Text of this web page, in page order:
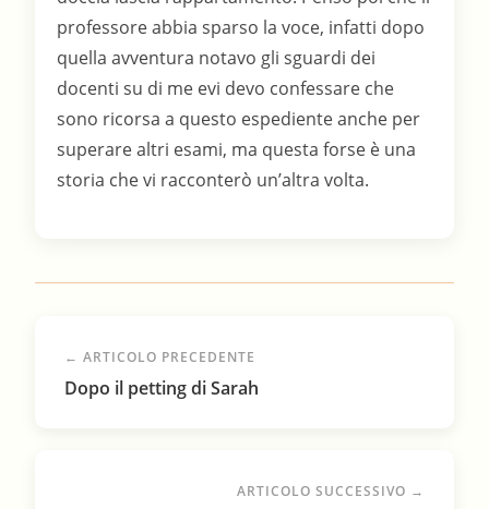
← ARTICOLO PRECEDENTE
Dopo il petting di Sarah
ARTICOLO SUCCESSIVO →